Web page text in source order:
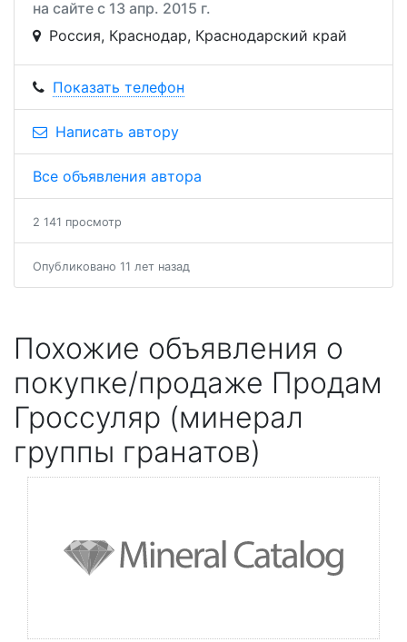
на сайте с 13 апр. 2015 г.
Россия, Краснодар, Краснодарский край
Показать телефон
Написать автору
Все объявления автора
2 141 просмотр
Опубликовано 11 лет назад
Похожие объявления о
покупке/продаже Продам
Гроссуляр (минерал
группы гранатов)